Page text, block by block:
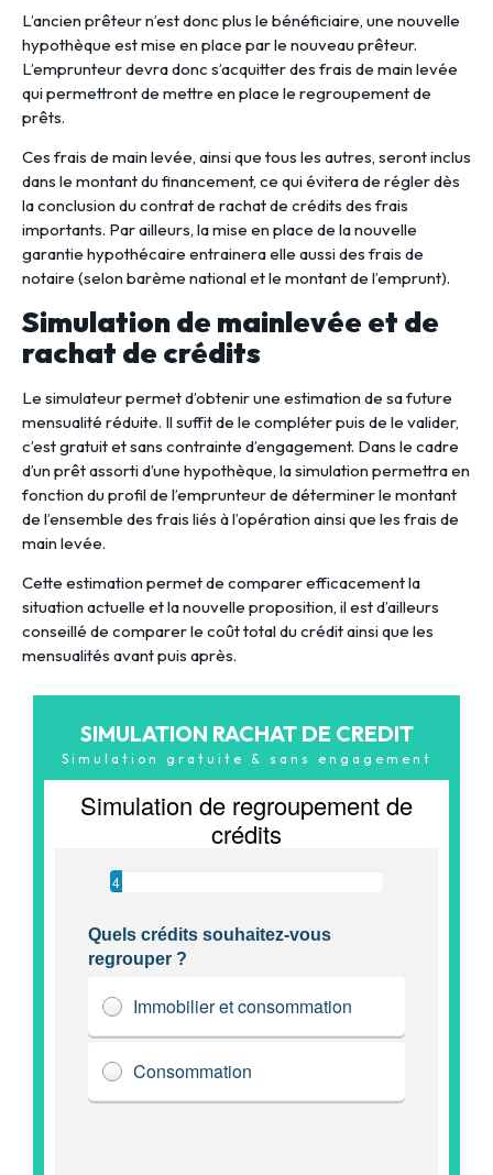
L’ancien prêteur n’est donc plus le bénéficiaire, une nouvelle
hypothèque est mise en place par le nouveau prêteur.
L’emprunteur devra donc s’acquitter des frais de main levée
qui permettront de mettre en place le regroupement de
prêts.
Ces frais de main levée, ainsi que tous les autres, seront inclus
dans le montant du financement, ce qui évitera de régler dès
la conclusion du contrat de rachat de crédits des frais
importants. Par ailleurs, la mise en place de la nouvelle
garantie hypothécaire entrainera elle aussi des frais de
notaire (selon barème national et le montant de l’emprunt).
Simulation de mainlevée et de
rachat de crédits
Le simulateur permet d’obtenir une estimation de sa future
mensualité réduite. Il suffit de le compléter puis de le valider,
c’est gratuit et sans contrainte d’engagement. Dans le cadre
d’un prêt assorti d’une hypothèque, la simulation permettra en
fonction du profil de l’emprunteur de déterminer le montant
de l’ensemble des frais liés à l’opération ainsi que les frais de
main levée.
Cette estimation permet de comparer efficacement la
situation actuelle et la nouvelle proposition, il est d’ailleurs
conseillé de comparer le coût total du crédit ainsi que les
mensualités avant puis après.
SIMULATION RACHAT DE CREDIT
Simulation gratuite & sans engagement